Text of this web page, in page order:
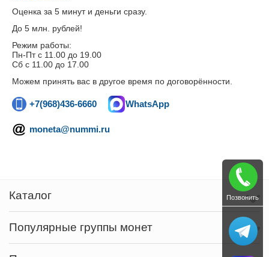
Оценка за 5 минут и деньги сразу.
До 5 млн. рублей!
Режим работы:
Пн-Пт c 11.00 до 19.00
Сб с 11.00 до 17.00
Можем принять вас в другое время по договорённости.
+7(968)436-6660 WhatsApp
moneta@nummi.ru
Каталог
Популярные группы монет
Позвонить